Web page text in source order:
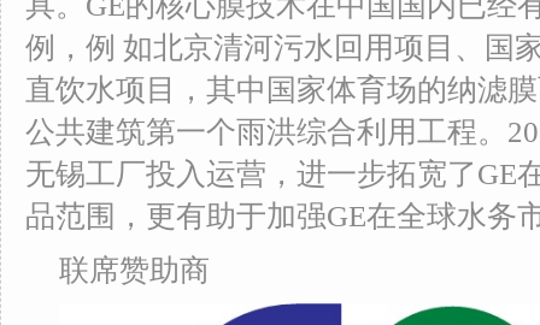
例，例 如北京清河污水回用项目、国
直饮水项目，其中国家体育场的纳滤
公共建筑第一个雨洪综合利用工程。
无锡工厂投入运营，进一步拓宽了GE
品范围，更有助于加强GE在全球水务
联席赞助商